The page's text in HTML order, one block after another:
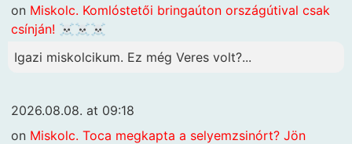
on Miskolc. Komlóstetői bringaúton országútival csak
csínján! ☠️☠️☠️
Igazi miskolcikum. Ez még Veres volt?...
2026.08.08. at 09:18
on Miskolc. Toca megkapta a selyemzsinórt? Jön